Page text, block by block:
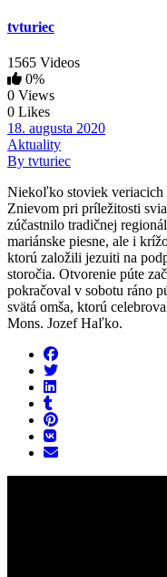
tvturiec
1565 Videos
0%
0 Views
0 Likes
18. augusta 2020
Aktuality
By tvturiec
Niekoľko stoviek veriacich
Znievom pri príležitosti
zúčastnilo tradičnej
mariánske piesne, ale i
ktorú založili jezuiti na
storočia. Otvorenie púte
pokračoval v sobotu ráno
svätá omša, ktorú
Mons. Jozef Haľko.